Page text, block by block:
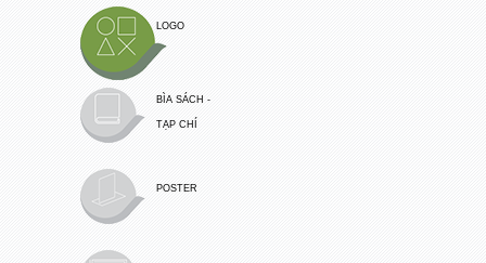
LOGO
BÌA SÁCH -
TẠP CHÍ
POSTER